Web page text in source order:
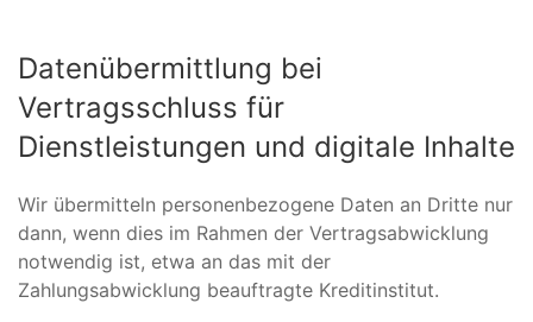
Datenübermittlung bei
Vertragsschluss für
Dienstleistungen und digitale Inhalte
Wir übermitteln personenbezogene Daten an Dritte nur
dann, wenn dies im Rahmen der Vertragsabwicklung
notwendig ist, etwa an das mit der
Zahlungsabwicklung beauftragte Kreditinstitut.